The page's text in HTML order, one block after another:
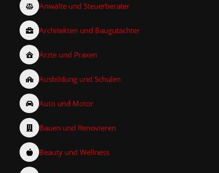
Anwälte und Steuerberater
Architekten und Baugutachter
Ärzte und Praxen
Ausbildung und Schulen
Auto und Motor
Bauen und Renovieren
Beauty und Wellness